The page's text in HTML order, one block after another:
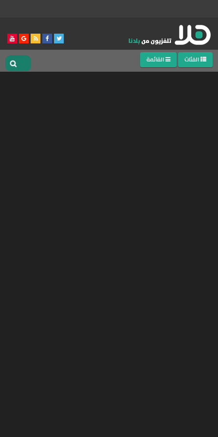
الفئات القائمة